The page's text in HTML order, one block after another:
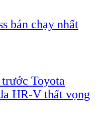
bán chạy nhất
trước Toyota
HR-V thất vọng